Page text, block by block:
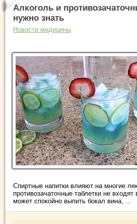
Алкоголь и
нужно знать
Новости медицины
Спиртные напитки влияют на многие
противозачаточные таблетки не
может спокойно выпить бокал вина, ...